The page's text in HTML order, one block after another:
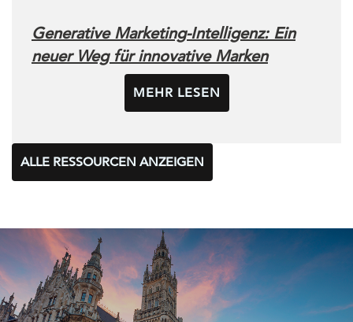
Generative Marketing-Intelligenz: Ein
neuer Weg für innovative Marken
MEHR LESEN
ALLE RESSOURCEN ANZEIGEN